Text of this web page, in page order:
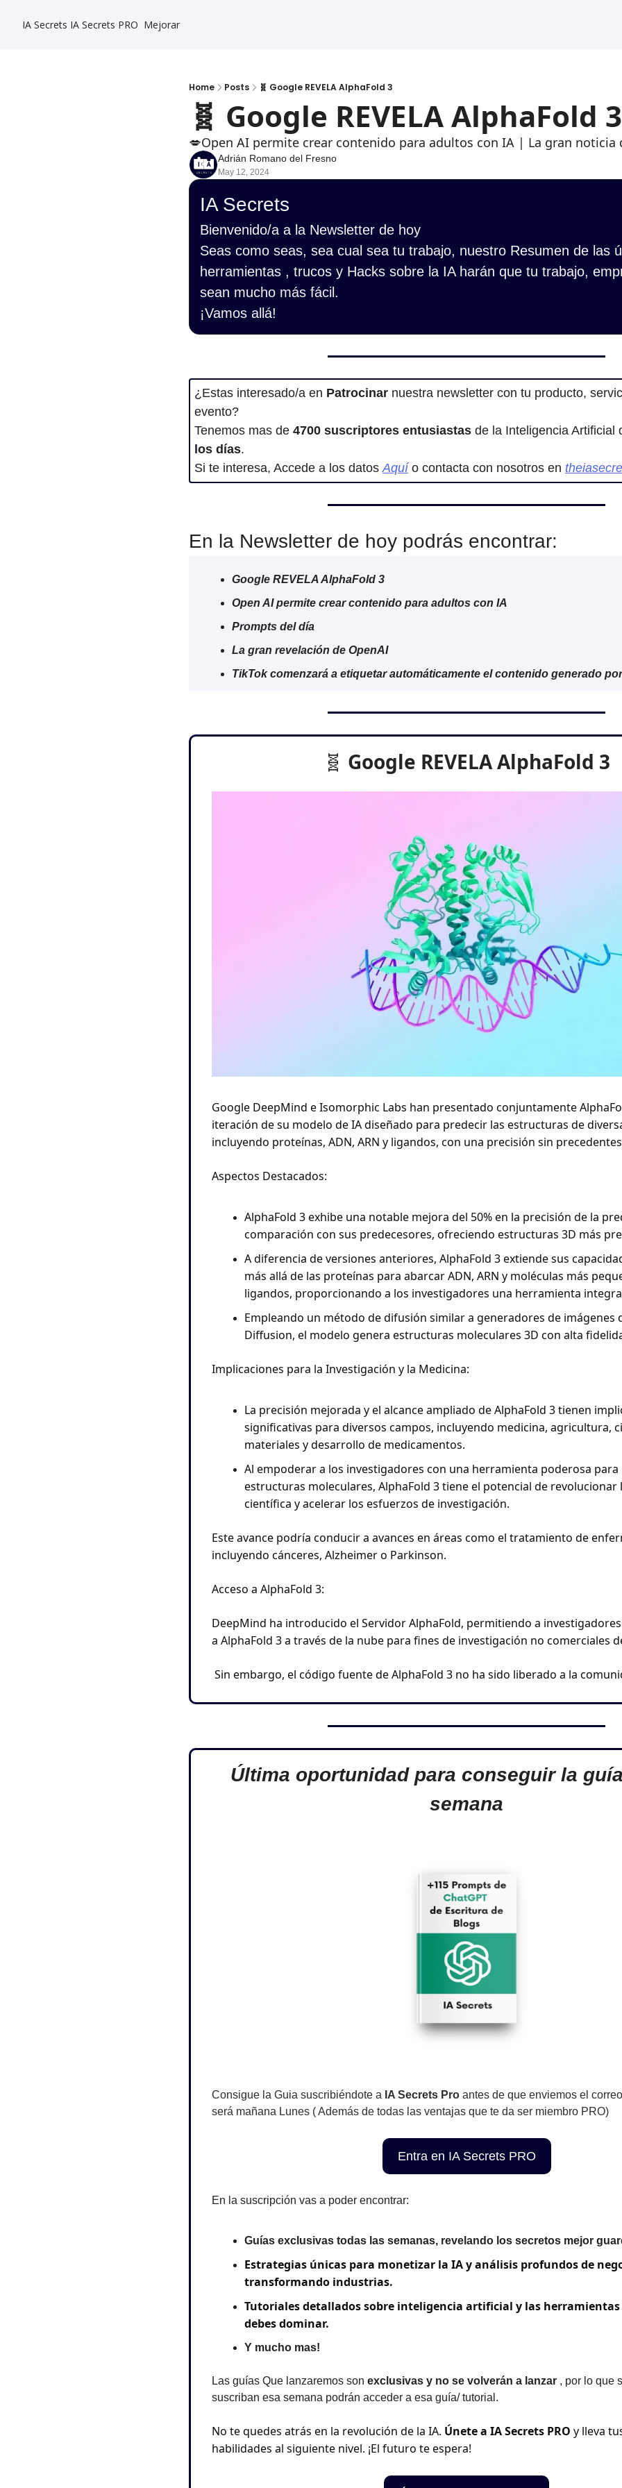
IA Secrets IA Secrets PRO Mejorar
Home Posts 🧬 Google REVELA AlphaFold 3
🧬 Google REVELA AlphaFold 3
💋Open AI permite crear contenido para adultos con IA | La gran noticia
Adrián Romano del Fresno
May 12, 2024
IA Secrets
Bienvenido/a a la Newsletter de hoy
Seas como seas, sea cual sea tu trabajo, nuestro Resumen de las
herramientas , trucos y Hacks sobre la IA harán que tu trabajo,
sean mucho más fácil.
¡Vamos allá!
¿Estas interesado/a en Patrocinar nuestra newsletter con tu producto,
evento?
Tenemos mas de 4700 suscriptores entusiastas de la Inteligencia Artificial
los días.
Si te interesa, Accede a los datos Aquí o contacta con nosotros en
En la Newsletter de hoy podrás encontrar:
Google REVELA AlphaFold 3
Open AI permite crear contenido para adultos con IA
Prompts del día
La gran revelación de OpenAI
TikTok comenzará a etiquetar automáticamente el contenido generado
🧬 Google REVELA AlphaFold 3
Google DeepMind e Isomorphic Labs han presentado conjuntamente
iteración de su modelo de IA diseñado para predecir las estructuras de
incluyendo proteínas, ADN, ARN y ligandos, con una precisión sin
Aspectos Destacados:
AlphaFold 3 exhibe una notable mejora del 50% en la precisión de la
comparación con sus predecesores, ofreciendo estructuras 3D más
A diferencia de versiones anteriores, AlphaFold 3 extiende sus
más allá de las proteínas para abarcar ADN, ARN y moléculas más
ligandos, proporcionando a los investigadores una herramienta
Empleando un método de difusión similar a generadores de imágenes
Diffusion, el modelo genera estructuras moleculares 3D con alta
Implicaciones para la Investigación y la Medicina:
La precisión mejorada y el alcance ampliado de AlphaFold 3 tienen
significativas para diversos campos, incluyendo medicina, agricultura,
materiales y desarrollo de medicamentos.
Al empoderar a los investigadores con una herramienta poderosa
estructuras moleculares, AlphaFold 3 tiene el potencial de
científica y acelerar los esfuerzos de investigación.
Este avance podría conducir a avances en áreas como el tratamiento de
incluyendo cánceres, Alzheimer o Parkinson.
Acceso a AlphaFold 3:
DeepMind ha introducido el Servidor AlphaFold, permitiendo a
a AlphaFold 3 a través de la nube para fines de investigación no comerciales
Sin embargo, el código fuente de AlphaFold 3 no ha sido liberado a la
Última oportunidad para conseguir la
semana
Consigue la Guia suscribiéndote a IA Secrets Pro antes de que enviemos el
será mañana Lunes ( Además de todas las ventajas que te da ser miembro PRO)
Entra en IA Secrets PRO
En la suscripción vas a poder encontrar:
Guías exclusivas todas las semanas, revelando los secretos mejor
Estrategias únicas para monetizar la IA y análisis profundos de
transformando industrias.
Tutoriales detallados sobre inteligencia artificial y las herramientas
debes dominar.
Y mucho mas!
Las guías Que lanzaremos son exclusivas y no se volverán a lanzar , por lo que
suscriban esa semana podrán acceder a esa guía/ tutorial.
No te quedes atrás en la revolución de la IA. Únete a IA Secrets PRO y lleva
habilidades al siguiente nivel. ¡El futuro te espera!